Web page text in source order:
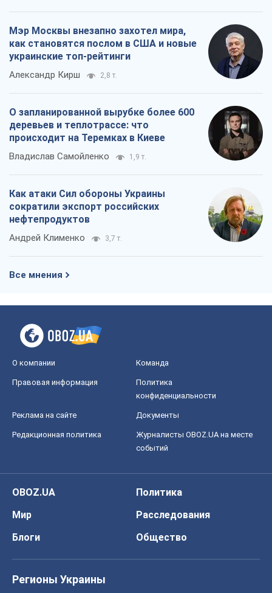
Мэр Москвы внезапно захотел мира,
как становятся послом в США и новые
украинские топ-рейтинги
Александр Кирш 2,8 т.
О запланированной вырубке более 600
деревьев и теплотрассе: что
происходит на Теремках в Киеве
Владислав Самойленко 1,9 т.
Как атаки Сил обороны Украины
сократили экспорт российских
нефтепродуктов
Андрей Клименко 3,7 т.
Все мнения
О компании Команда
Правовая информация
Политика
конфиденциальности
Реклама на сайте Документы
Редакционная политика
Журналисты OBOZ.UA на месте
событий
OBOZ.UA
Политика
Мир
Расследования
Блоги
Общество
Регионы Украины